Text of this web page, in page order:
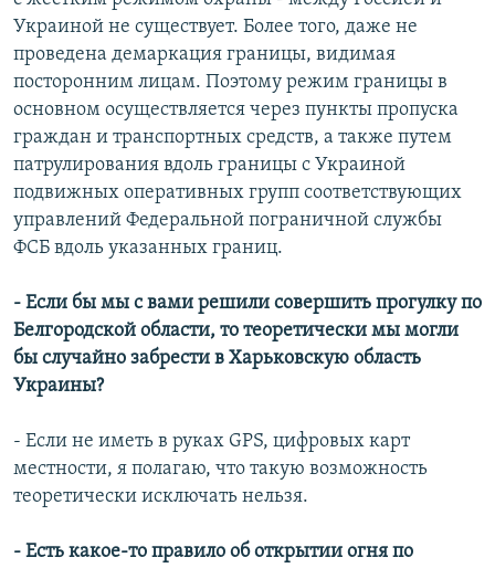
Украиной не существует. Более того, даже не
проведена демаркация границы, видимая
посторонним лицам. Поэтому режим границы в
основном осуществляется через пункты пропуска
граждан и транспортных средств, а также путем
патрулирования вдоль границы с Украиной
подвижных оперативных групп соответствующих
управлений Федеральной пограничной службы
ФСБ вдоль указанных границ.
- Если бы мы с вами решили совершить прогулку по
Белгородской области, то теоретически мы могли
бы случайно забрести в Харьковскую область
Украины?
- Если не иметь в руках GPS, цифровых карт
местности, я полагаю, что такую возможность
теоретически исключать нельзя.
- Есть какое-то правило об открытии огня по